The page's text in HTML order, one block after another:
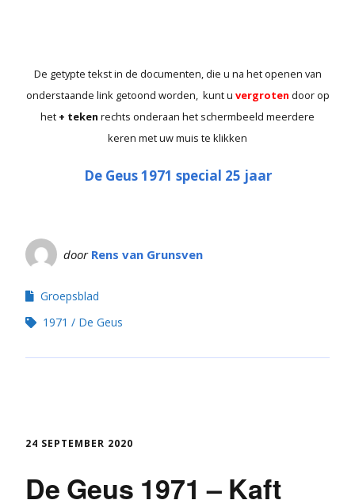
De getypte tekst in de documenten, die u na het openen van
onderstaande link getoond worden, kunt u vergroten door op
het + teken rechts onderaan het schermbeeld meerdere
keren met uw muis te klikken
De Geus 1971 special 25 jaar
door Rens van Grunsven
Groepsblad
1971
De Geus
24 SEPTEMBER 2020
De Geus 1971 – Kaft